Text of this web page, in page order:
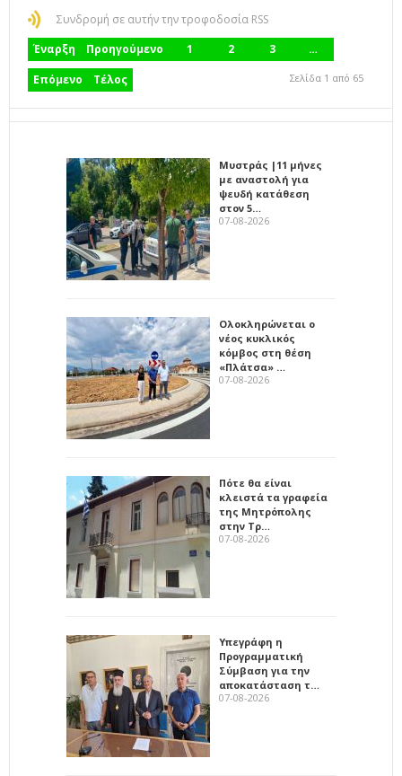
Συνδρομή σε αυτήν την τροφοδοσία RSS
Έναρξη
Προηγούμενο 1 2 3
…
Επόμενο
Τέλος Σελίδα 1 από 65
Μυστράς |11 μήνες
με αναστολή για
ψευδή κατάθεση
στον 5…
07-08-2026
Ολοκληρώνεται ο
νέος κυκλικός
κόμβος στη θέση
«Πλάτσα» …
07-08-2026
Πότε θα είναι
κλειστά τα γραφεία
της Μητρόπολης
στην Τρ…
07-08-2026
Υπεγράφη η
Προγραμματική
Σύμβαση για την
αποκατάσταση τ…
07-08-2026